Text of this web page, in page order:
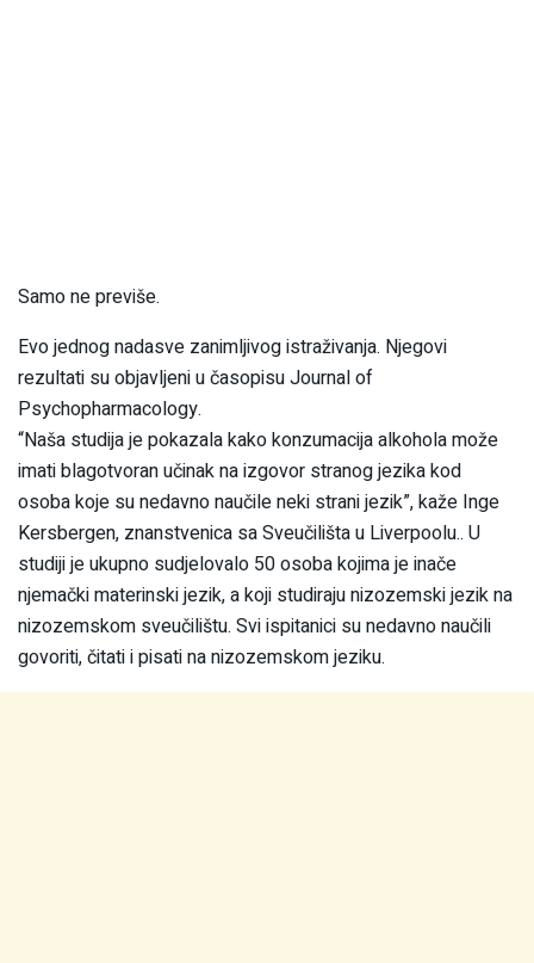
Samo ne previše.
Evo jednog nadasve zanimljivog istraživanja. Njegovi
rezultati su objavljeni u časopisu Journal of
Psychopharmacology.
“Naša studija je pokazala kako konzumacija alkohola može
imati blagotvoran učinak na izgovor stranog jezika kod
osoba koje su nedavno naučile neki strani jezik”, kaže Inge
Kersbergen, znanstvenica sa Sveučilišta u Liverpoolu.. U
studiji je ukupno sudjelovalo 50 osoba kojima je inače
njemački materinski jezik, a koji studiraju nizozemski jezik na
nizozemskom sveučilištu. Svi ispitanici su nedavno naučili
govoriti, čitati i pisati na nizozemskom jeziku.